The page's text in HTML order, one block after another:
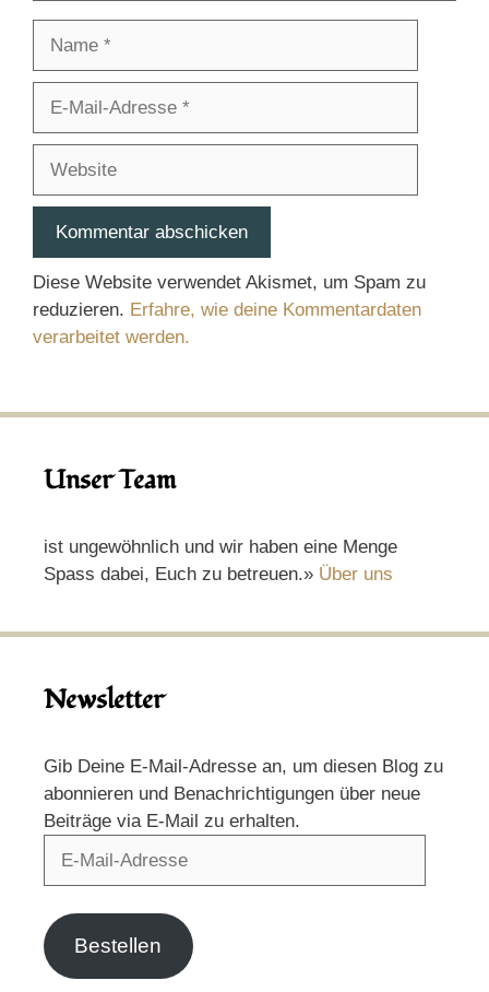
Adresse
Diese Website verwendet Akismet, um Spam zu
reduzieren. Erfahre, wie deine Kommentardaten
verarbeitet werden.
Unser Team
ist ungewöhnlich und wir haben eine Menge
Spass dabei, Euch zu betreuen.» Über uns
Newsletter
Gib Deine E-Mail-Adresse an, um diesen Blog zu
abonnieren und Benachrichtigungen über neue
Beiträge via E-Mail zu erhalten.
Bestellen